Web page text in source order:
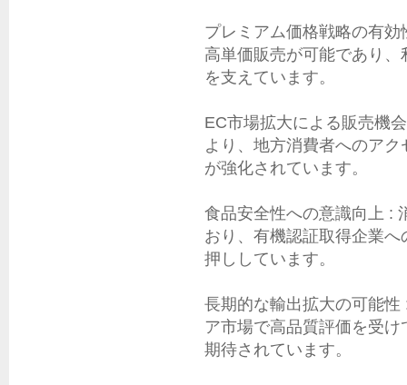
プレミアム価格戦略の有
高単価販売が可能であり
を支えています。
EC市場拡大による販売機
より、地方消費者へのア
が強化されています。
食品安全性への意識向上 :
おり、有機認証取得企業
押ししています。
長期的な輸出拡大の可能
ア市場で高品質評価を受
期待されています。